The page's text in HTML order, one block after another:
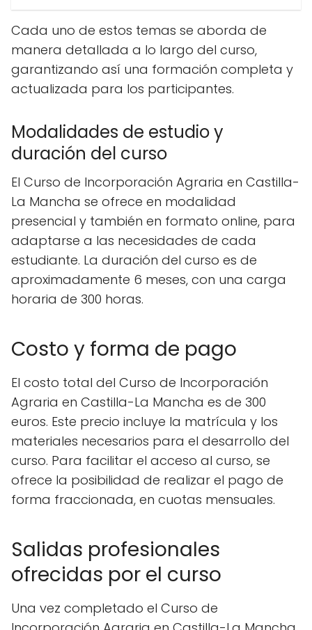
Cada uno de estos temas se aborda de
manera detallada a lo largo del curso,
garantizando así una formación completa y
actualizada para los participantes.
Modalidades de estudio y
duración del curso
El Curso de Incorporación Agraria en Castilla-
La Mancha se ofrece en modalidad
presencial y también en formato online, para
adaptarse a las necesidades de cada
estudiante. La duración del curso es de
aproximadamente 6 meses, con una carga
horaria de 300 horas.
Costo y forma de pago
El costo total del Curso de Incorporación
Agraria en Castilla-La Mancha es de 300
euros. Este precio incluye la matrícula y los
materiales necesarios para el desarrollo del
curso. Para facilitar el acceso al curso, se
ofrece la posibilidad de realizar el pago de
forma fraccionada, en cuotas mensuales.
Salidas profesionales
ofrecidas por el curso
Una vez completado el Curso de